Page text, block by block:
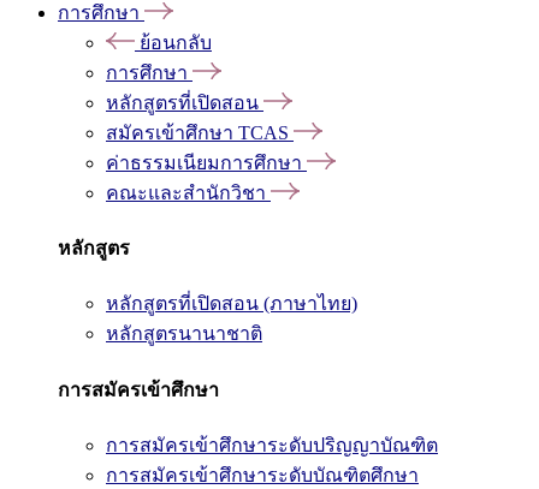
การศึกษา
ย้อนกลับ
การศึกษา
หลักสูตรที่เปิดสอน
สมัครเข้าศึกษา TCAS
ค่าธรรมเนียมการศึกษา
คณะและสำนักวิชา
หลักสูตร
หลักสูตรที่เปิดสอน (ภาษาไทย)
หลักสูตรนานาชาติ
การสมัครเข้าศึกษา
การสมัครเข้าศึกษาระดับปริญญาบัณฑิต
การสมัครเข้าศึกษาระดับบัณฑิตศึกษา